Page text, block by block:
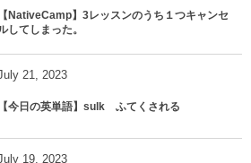
【NativeCamp】3レッスンのうち１つキャンセ
してしまった。
21 2023
【今日の英単語】sulk ふてくされる
19 2023